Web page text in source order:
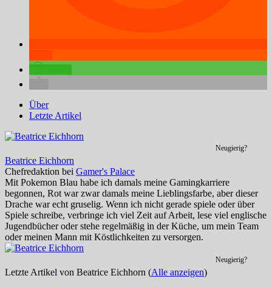
Über
Letzte Artikel
Neugierig?
Beatrice Eichhorn
Chefredaktion bei Gamer's Palace
Mit Pokemon Blau habe ich damals meine Gamingkarriere
begonnen, Rot war zwar damals meine Lieblingsfarbe, aber dieser
Drache war echt gruselig. Wenn ich nicht gerade spiele oder über
Spiele schreibe, verbringe ich viel Zeit auf Arbeit, lese viel englische
Jugendbücher oder stehe regelmäßig in der Küche, um mein Team
oder meinen Mann mit Köstlichkeiten zu versorgen.
Neugierig?
Letzte Artikel von Beatrice Eichhorn (Alle anzeigen)